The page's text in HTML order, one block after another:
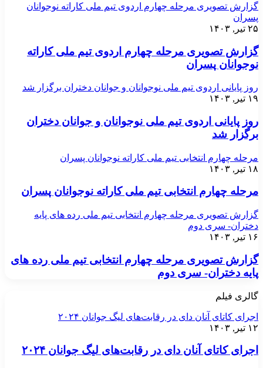
گزارش تصویری مرحله چهارم اردوی تیم ملی کاراته نوجوانان
پسران
۲۵ تیر, ۱۴۰۳
گزارش تصویری مرحله چهارم اردوی تیم ملی کاراته
نوجوانان پسران
روز پایانی اردوی تیم ملی نوجوانان و جوانان دختران برگزار شد
۱۹ تیر, ۱۴۰۳
روز پایانی اردوی تیم ملی نوجوانان و جوانان دختران
برگزار شد
مرحله چهارم انتخابی تیم ملی کاراته نوجوانان پسران
۱۸ تیر, ۱۴۰۳
مرحله چهارم انتخابی تیم ملی کاراته نوجوانان پسران
گزارش تصویری مرحله چهارم انتخابی تیم ملی رده های پایه
دختران- سری دوم
۱۶ تیر, ۱۴۰۳
گزارش تصویری مرحله چهارم انتخابی تیم ملی رده های
پایه دختران- سری دوم
گالری فیلم
اجرای کاتای آنان دای در رقابت‌های لیگ جوانان ۲۰۲۴
۱۲ تیر, ۱۴۰۳
اجرای کاتای آنان دای در رقابت‌های لیگ جوانان ۲۰۲۴